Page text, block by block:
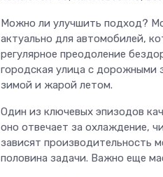
Можно ли улучшить подход?
актуально для автомобилей,
регулярное преодоление
городская улица с дорожными
зимой и жарой летом.
Один из ключевых эпизодов
оно отвечает за охлаждение,
зависят производительность
половина задачи. Важно еще